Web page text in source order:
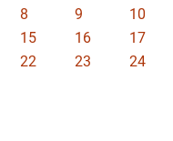
8 9 10
15 16 17
22 23 24